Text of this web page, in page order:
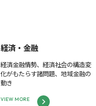
経済・金融
経済金融情勢、経済社会の構造変
化がもたらす諸問題、地域金融の
動き
VIEW MORE